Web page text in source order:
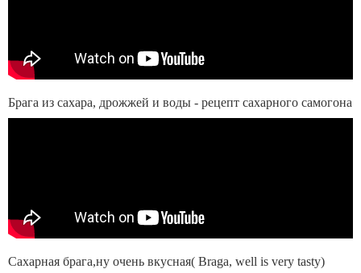
Брага из сахара, дрожжей и воды - рецепт сахарного самогона
Сахарная брага,ну очень вкусная( Braga, well is very tasty)